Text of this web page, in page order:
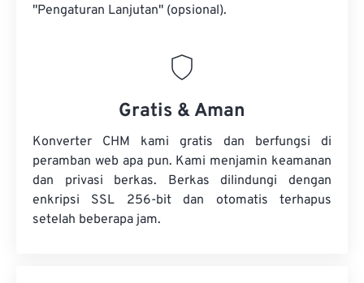
"Pengaturan Lanjutan" (opsional).
Gratis & Aman
Konverter CHM kami gratis dan berfungsi di
peramban web apa pun. Kami menjamin keamanan
dan privasi berkas. Berkas dilindungi dengan
enkripsi SSL 256-bit dan otomatis terhapus
setelah beberapa jam.